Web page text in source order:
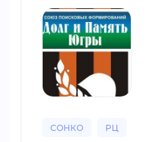
СОНКО РЦ